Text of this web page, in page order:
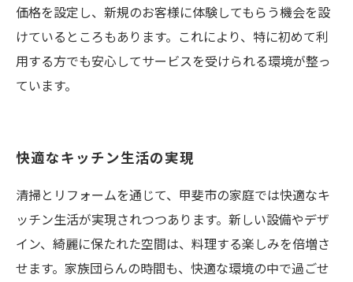
価格を設定し、新規のお客様に体験してもらう機会を設
けているところもあります。これにより、特に初めて利
用する方でも安心してサービスを受けられる環境が整っ
ています。
快適なキッチン生活の実現
清掃とリフォームを通じて、甲斐市の家庭では快適なキ
ッチン生活が実現されつつあります。新しい設備やデザ
イン、綺麗に保たれた空間は、料理する楽しみを倍増さ
せます。家族団らんの時間も、快適な環境の中で過ごせ